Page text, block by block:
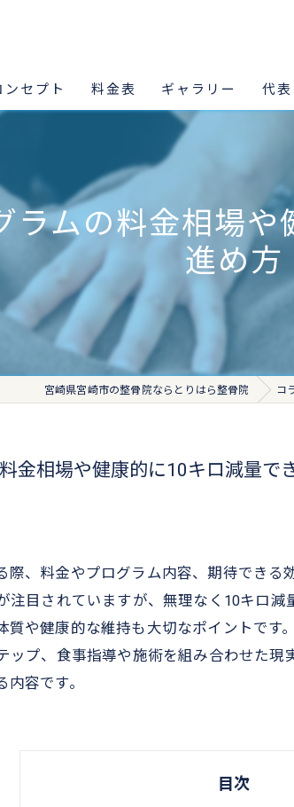
ンセプト 料金表 ギャラリー 代
ラムの料金相場
進め方
宮崎県宮崎市の整骨院ならとりはら整骨院 コ
金相場や健康的に10キロ減量で
、料金やプログラム内容、期待でき
注目されていますが、無理なく10キロ
や健康的な維持も大切なポイントで
ップ、食事指導や施術を組み合わせた
容です。
目次